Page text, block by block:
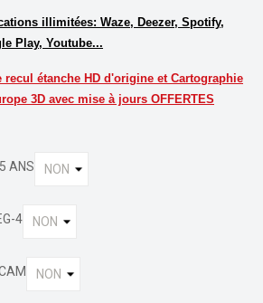
illimitées: Waze, Deezer, Spotify,
Play, Youtube...
recul étanche HD d'origine et Cartographie
3D avec mise à jours OFFERTES
ANS
4